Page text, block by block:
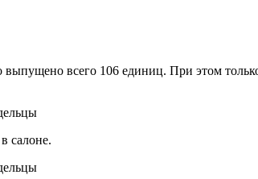
всего 106 единиц. При этом
салоне.